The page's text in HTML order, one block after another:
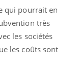
qui pourrait en
très
les sociétés
les coûts sont